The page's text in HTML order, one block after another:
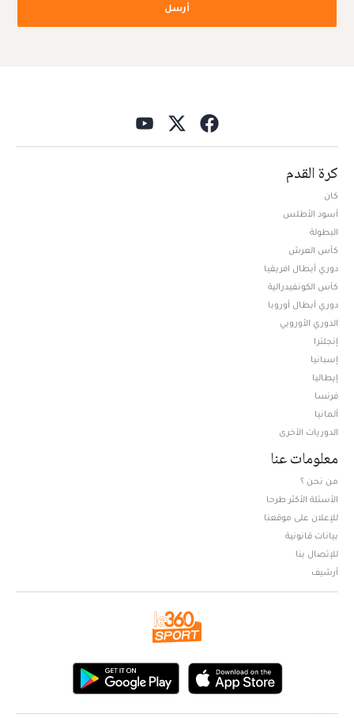
أرسل
كرة القدم
كان
أسود الأطلس
البطولة
كأس العرش
دوري أبطال افريقيا
كأس الكونفيدرالية
دوري أبطال أوروبا
الدوري الأوروبي
إنجلترا
إسبانيا
إيطاليا
فرنسا
ألمانيا
الدوريات الأخرى
معلومات عنا
من نحن ؟
الأسئلة الأكثر طرحا
للإعلان على موقعنا
بيانات قانونية
للإتصال بنا
أرشيف